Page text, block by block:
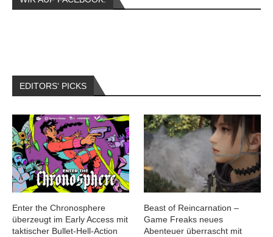
EDITORS‘ PICKS
Enter the Chronosphere
überzeugt im Early Access mit
taktischer Bullet-Hell-Action
Beast of Reincarnation –
Game Freaks neues
Abenteuer überrascht mit